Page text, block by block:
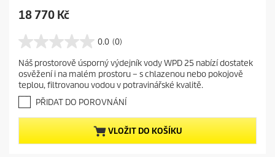
C
r
e
n
t
p
r
o
d
18 770 Kč
0.0 (0)
0
.
0
z
5
ě
z
d
Náš prostorově úsporný výdejník vody WPD 25 nabízí dostatek
osvěžení i na malém prostoru – s chlazenou nebo pokojově
teplou, filtrovanou vodou v potravinářské kvalitě.
PŘIDAT DO POROVNÁNÍ
VLOŽIT DO KOŠÍKU